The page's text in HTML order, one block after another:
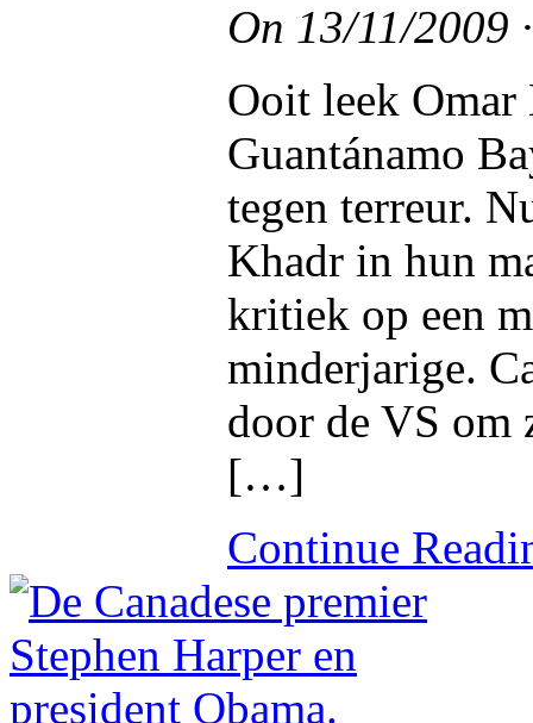
On 13/11/2009
Ooit leek Omar
Guantánamo
tegen terreur.
Khadr in hun
kritiek op een
minderjarige.
door de VS
[…]
Continue